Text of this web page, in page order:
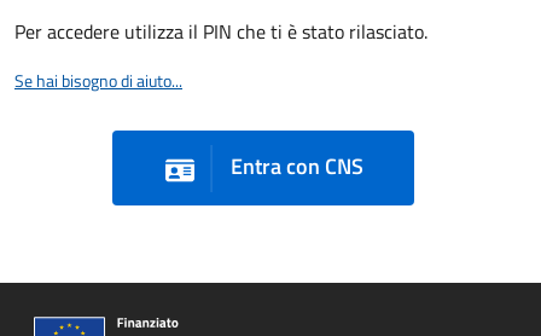
Per accedere utilizza il PIN che ti è stato rilasciato.
Se hai bisogno di aiuto...
Entra con CNS